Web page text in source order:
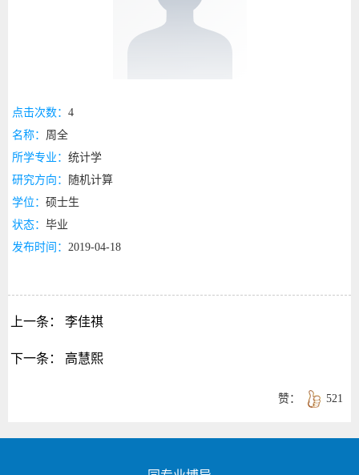
点击次数： 4
名称： 周全
所学专业： 统计学
研究方向：
随机计算
学位： 硕士生
状态： 毕业
发布时间： 2019-04-18
上一条： 李佳祺
下一条： 高慧熙
521
赞：